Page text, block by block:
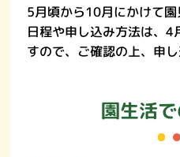
5月頃から10月にかけて園
日程や申し込み方法は、4
すので、ご確認の上、申し
園生活